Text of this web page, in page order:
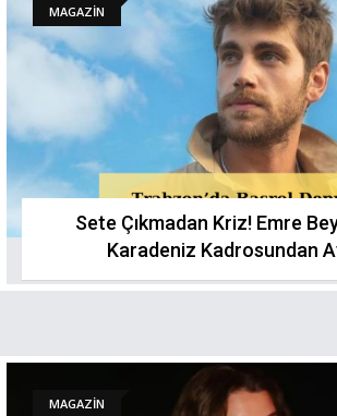
MAGAZİN
Sete Çıkmadan Kriz! Emre
Karadeniz Kadrosundan
MAGAZİN